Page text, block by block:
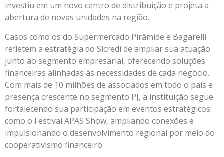
investiu em um novo centro de distribuição e projeta a
abertura de novas unidades na região.
Casos como os do Supermercado Pirâmide e Bagarelli
refletem a estratégia do Sicredi de ampliar sua atuação
junto ao segmento empresarial, oferecendo soluções
financeiras alinhadas às necessidades de cada negócio.
Com mais de 10 milhões de associados em todo o país e
presença crescente no segmento PJ, a instituição segue
fortalecendo sua participação em eventos estratégicos
como o Festival APAS Show, ampliando conexões e
impulsionando o desenvolvimento regional por meio do
cooperativismo financeiro.